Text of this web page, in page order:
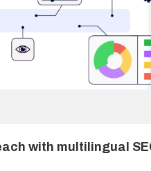
with multilingual